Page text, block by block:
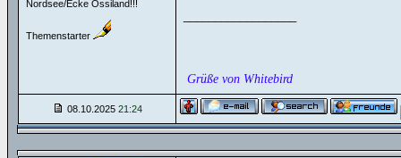
Nordsee/Ecke Ossiland!!!
Themenstarter
Grüße von Whitebird
08.10.2025 21:24